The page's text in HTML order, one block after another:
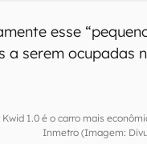
esse
a serem ocupadas
Kwid 1.0 é o carro mais
Inmetro (Imagem: